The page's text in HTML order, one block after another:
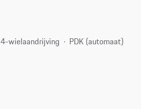
4-wielaandrijving PDK (automaat)